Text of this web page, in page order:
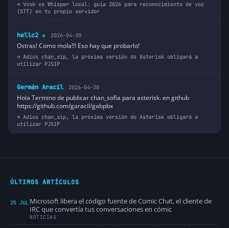
Vosk vs Whisper local: guía 2026 para reconocimiento de voz
(STT) en tu propio servidor
hellc2 ⭐ 2026-04-30
Ostras! Como mola!!! Eso hay que probarlo!
Adios chan_sip, la próxima versión de Asterisk obligará a
utilizar PJSIP
Germán Aracil 2026-04-30
Hola Termino de publicar chan_sofia para asterisk. en github
https://github.com/garacil/gabpbx
Adios chan_sip, la próxima versión de Asterisk obligará a
utilizar PJSIP
ÚLTIMOS ARTÍCULOS
25 JUL Microsoft libera el código fuente de Comic Chat, el cliente de
IRC que convertía tus conversaciones en cómic
NOTICIAS